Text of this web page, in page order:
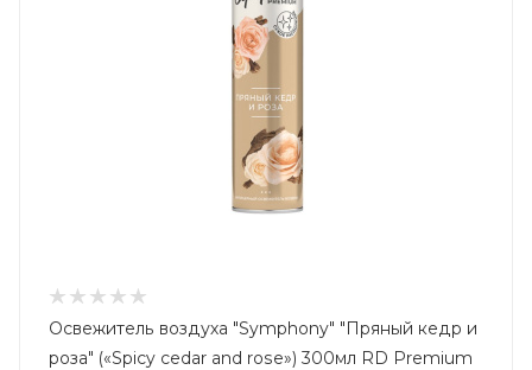
Освежитель воздуха "Symphony" "Пряный кедр и
роза" («Spicy cedar and rose») 300мл RD Premium